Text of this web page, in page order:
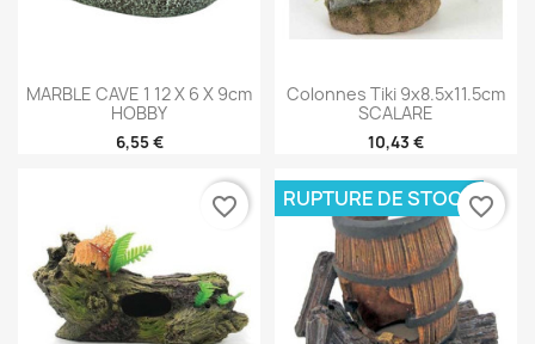
MARBLE CAVE 1 12 X 6 X 9cm
HOBBY
6,55 €
Colonnes Tiki 9x8.5x11.5cm
SCALARE
10,43 €
favorite_border RUPTURE DE STOCKfavorite_border